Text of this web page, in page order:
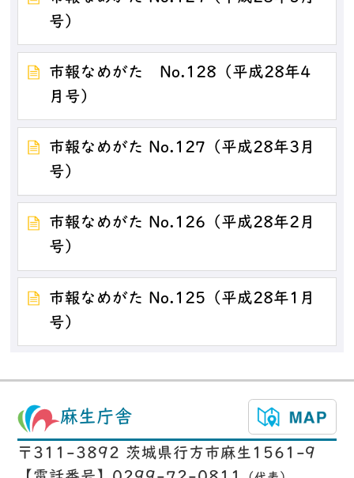
号）
市報なめがた No.128（平成28年4
月号）
市報なめがた No.127（平成28年3月
号）
市報なめがた No.126（平成28年2月
号）
市報なめがた No.125（平成28年1月
号）
麻生庁舎
〒311-3892 茨城県行方市麻生1561-9